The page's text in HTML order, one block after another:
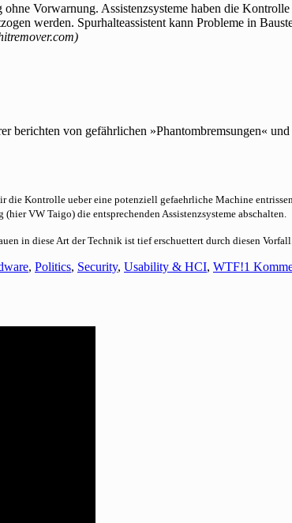
Vorwarnung. Assistenzsysteme haben die
werden. Spurhalteassistent kann Probleme in
berichten von gefährlichen »Phantombremsungen«
Kontrolle ueber eine potenziell gefaehrliche Machine
VW Taigo) die entsprechenden Assistenzsysteme abschalten.
in diese Art der Technik ist tief erschuettert durch diesen Vorfall.
, Politics, Security, Usability & HCI, WTF!1